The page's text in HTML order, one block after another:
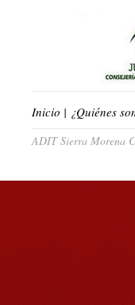
Inicio | ¿Quiénes
ADIT Sierra Morena